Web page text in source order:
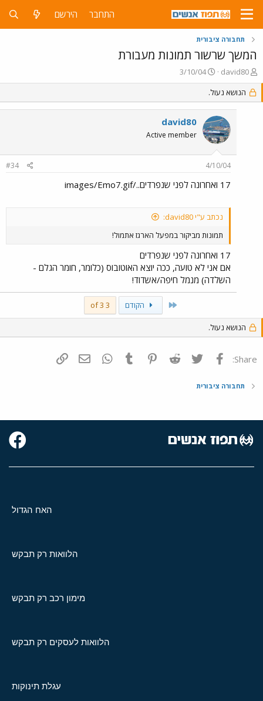
התחבר הירשם
תחבורה ציבורית
המשך שרשור תמונות מעבורת
פ
ו
ת
ח
david80
פ
ו
ס
ב
ת
ר
י
3/10/04
הנושא נעול.
david80
Active member
4/10/04
#34
17 ואחרונה לפני שנפרדים../images/Emo7.gif
נכתב ע"י david80:
תמונות מביקור במפעל הארגז אתמול!
17 ואחרונה לפני שנפרדים
אם אני לא טועה, ככה יוצא האוטובוס (כלומר, חומר הגלם -
השלדה) מנמל חיפה/אשדוד!
First הקודם 3 of 3
הנושא נעול.
Share: פייסבוק Twitter
Reddit
Pinterest
Tumblr
WhatsAppדואר אלקטרוני
תחבורה ציבורית
האח הגדול
הלוואות רק תבקש
מימון רכב רק תבקש
הלוואות לעסקים רק תבקש
עגלת תינוקות